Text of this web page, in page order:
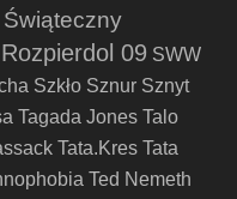
Świąteczny
09 SWW
Szkło Sznur Sznyt
Tagada Jones Talo
Tata.Kres Tata
Ted Nemeth